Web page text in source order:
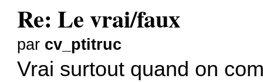
Re: Le vrai/faux
par cv_ptitruc
Vrai surtout quand on